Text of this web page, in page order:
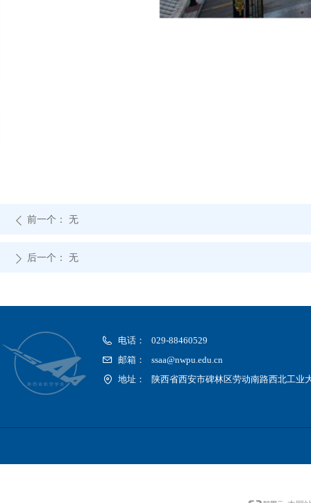
ꄴ 前一个： 无
ꄲ 后一个： 无
电话：
029-88460529
邮箱：
ssaa@nwpu.edu.cn
地址：
陕西省西安市碑林区劳动南路西北工业